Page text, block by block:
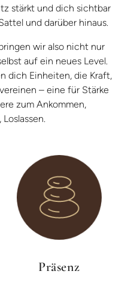
stärkt und dich sichtbar
und darüber hinaus.
wir also nicht nur
auf ein neues Level.
dich Einheiten, die Kraft,
– eine für Stärke
zum Ankommen,
Präsenz